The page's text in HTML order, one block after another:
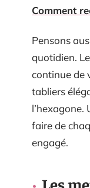
Comment
Pensons
quotidien.
continue de
tabliers
faire de
engagé.
Les